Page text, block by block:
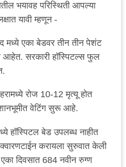
भयावह परिस्थिती आपल्या
यावी म्हणून -
मध्ये एका बेडवर तीन तीन पेशंट
आहेत. सरकारी हॉस्पिटल्स फुल
रोज 10-12 मृत्यू होत
वेटिंग सुरू आहे.
हॉस्पिटल बेड उपलब्ध नाहीत
करायला सुरुवात केली
दिवसात 684 नवीन रुग्ण